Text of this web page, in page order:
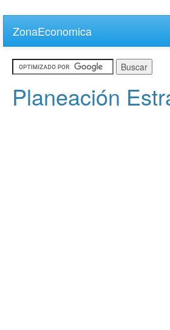
main
content
ZonaEconomica
Planeación